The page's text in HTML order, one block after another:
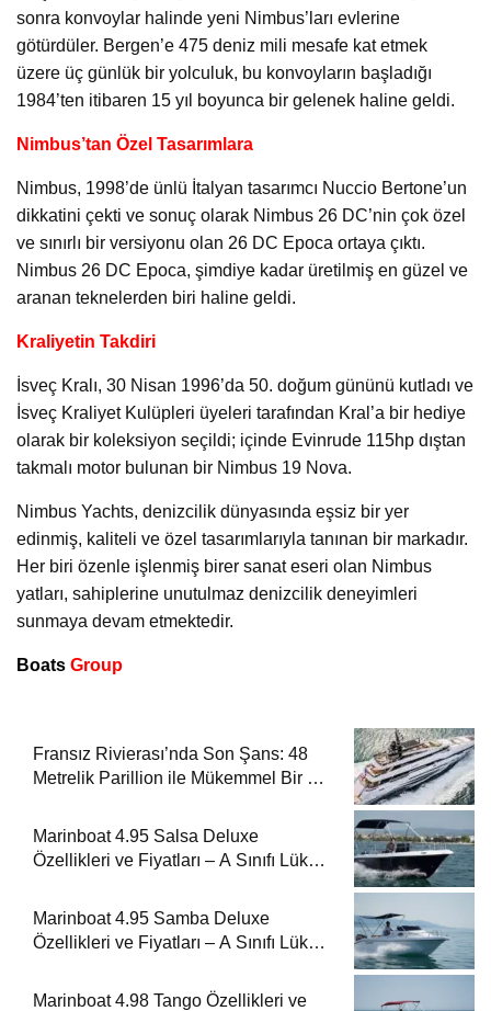
sonra konvoylar halinde yeni Nimbus’ları evlerine
götürdüler. Bergen’e 475 deniz mili mesafe kat etmek
üzere üç günlük bir yolculuk, bu konvoyların başladığı
1984’ten itibaren 15 yıl boyunca bir gelenek haline geldi.
Nimbus’tan Özel Tasarımlara
Nimbus, 1998’de ünlü İtalyan tasarımcı Nuccio Bertone’un
dikkatini çekti ve sonuç olarak Nimbus 26 DC’nin çok özel
ve sınırlı bir versiyonu olan 26 DC Epoca ortaya çıktı.
Nimbus 26 DC Epoca, şimdiye kadar üretilmiş en güzel ve
aranan teknelerden biri haline geldi.
Kraliyetin Takdiri
İsveç Kralı, 30 Nisan 1996’da 50. doğum gününü kutladı ve
İsveç Kraliyet Kulüpleri üyeleri tarafından Kral’a bir hediye
olarak bir koleksiyon seçildi; içinde Evinrude 115hp dıştan
takmalı motor bulunan bir Nimbus 19 Nova.
Nimbus Yachts, denizcilik dünyasında eşsiz bir yer
edinmiş, kaliteli ve özel tasarımlarıyla tanınan bir markadır.
Her biri özenle işlenmiş birer sanat eseri olan Nimbus
yatları, sahiplerine unutulmaz denizcilik deneyimleri
sunmaya devam etmektedir.
Boats Group
Fransız Rivierası’nda Son Şans: 48
Metrelik Parillion ile Mükemmel Bir Yat
Marinboat 4.95 Salsa Deluxe
Özellikleri ve Fiyatları – A Sınıfı Lüks
Marinboat 4.95 Samba Deluxe
Özellikleri ve Fiyatları – A Sınıfı Lüks
Marinboat 4.98 Tango Özellikleri ve